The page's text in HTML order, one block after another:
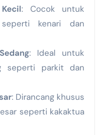
: Cocok untuk
kenari dan
: Ideal untuk
seperti parkit dan
: Dirancang khusus
seperti kakaktua